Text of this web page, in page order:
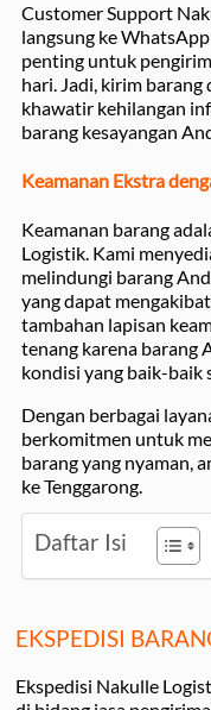
Customer Support
langsung ke
penting untuk
hari. Jadi, kirim
khawatir kehilangan
barang kesayangan
Keamanan Ekstra
Keamanan barang
Logistik. Kami
melindungi barang
yang dapat
tambahan lapisan
tenang karena barang
kondisi yang baik-baik
Dengan berbagai
berkomitmen untuk
barang yang nyaman,
ke Tenggarong.
Daftar Isi
EKSPEDISI
Ekspedisi Nakulle